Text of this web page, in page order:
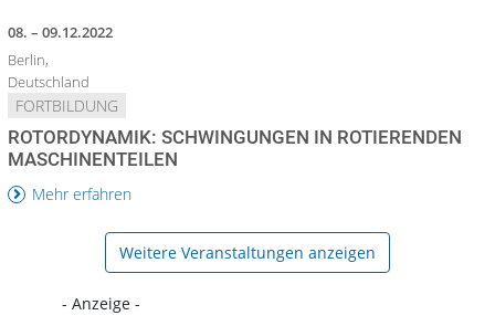
08. – 09.12.2022
Berlin,
Deutschland
FORTBILDUNG
ROTORDYNAMIK: SCHWINGUNGEN IN ROTIERENDEN
MASCHINENTEILEN
Mehr erfahren
Weitere Veranstaltungen anzeigen
- Anzeige -